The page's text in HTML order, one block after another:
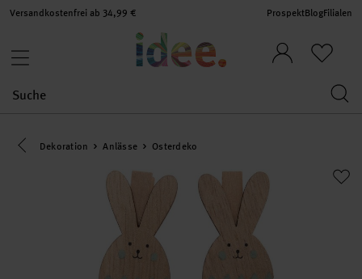
Versandkostenfrei ab 34,99 € ProspektBlogFilialen
Eine Kategorie zurück navigieren
Dekoration Anlässe Osterdeko